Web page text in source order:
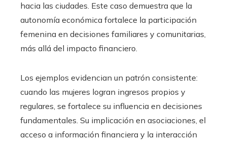
hacia las ciudades. Este caso demuestra que la
autonomía económica fortalece la participación
femenina en decisiones familiares y comunitarias,
más allá del impacto financiero.
Los ejemplos evidencian un patrón consistente:
cuando las mujeres logran ingresos propios y
regulares, se fortalece su influencia en decisiones
fundamentales. Su implicación en asociaciones, el
acceso a información financiera y la interacción